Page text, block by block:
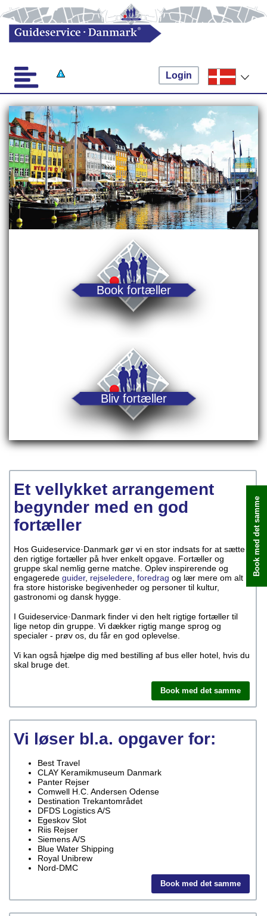
Login
Book fortæller
Bliv fortæller
Et vellykket arrangement
begynder med en god
fortæller
Hos Guideservice·Danmark gør vi en stor indsats for at sætte
den rigtige fortæller på hver enkelt opgave. Fortæller og
gruppe skal nemlig gerne matche. Oplev inspirerende og
engagerede guider, rejseledere foredrag og lær mere om alt
fra store historiske begivenheder og personer til kultur,
gastronomi og dansk hygge.
I Guideservice·Danmark finder vi den helt rigtige fortæller til
lige netop din gruppe. Vi dækker rigtig mange sprog og
specialer - prøv os, du får en god oplevelse.
Vi kan også hjælpe dig med bestilling af bus eller hotel, hvis du
skal bruge det.
Book med det samme
Vi løser bl.a. opgaver for:
Best Travel
CLAY Keramikmuseum Danmark
Panter Rejser
Comwell H.C. Andersen Odense
Destination Trekantområdet
DFDS Logistics A/S
Egeskov Slot
Riis Rejser
Siemens A/S
Blue Water Shipping
Royal Unibrew
Nord-DMC
Book med det samme
Book med det samme